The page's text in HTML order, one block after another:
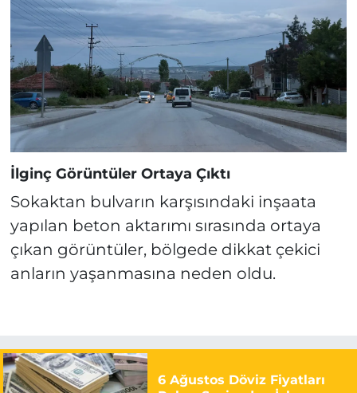
İlginç Görüntüler Ortaya Çıktı
Sokaktan bulvarın karşısındaki inşaata
yapılan beton aktarımı sırasında ortaya
çıkan görüntüler, bölgede dikkat çekici
anların yaşanmasına neden oldu.
6 Ağustos Döviz Fiyatları